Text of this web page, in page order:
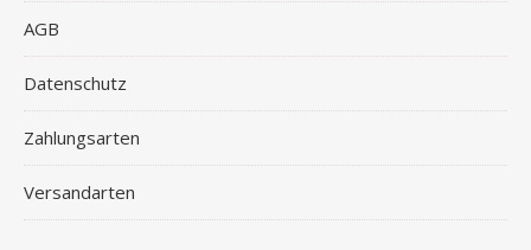
AGB
Datenschutz
Zahlungsarten
Versandarten